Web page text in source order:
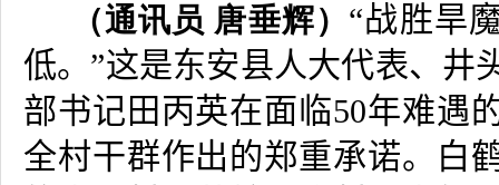
（通讯员 唐垂辉） “战胜旱
低。 ”这是东安县人大代表、井
部书记田丙英在面临50年难遇
全村干群作出的郑重承诺。白